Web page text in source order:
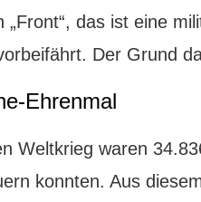
„Front“, das ist eine
Der Grund
Ehrenmal
Weltkrieg waren
konnten. Aus